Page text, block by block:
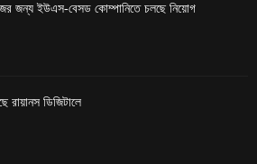
জন্য ইউএস-বেসড কোম্পানিতে চলছে নিয়োগ
রায়ানস ডিজিটালে